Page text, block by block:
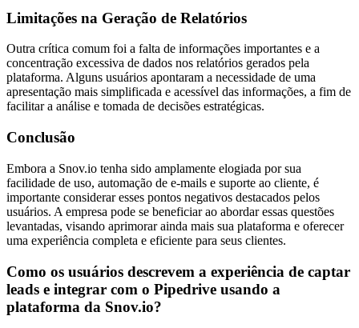
Limitações na Geração de Relatórios
Outra crítica comum foi a falta de informações importantes e a
concentração excessiva de dados nos relatórios gerados pela
plataforma. Alguns usuários apontaram a necessidade de uma
apresentação mais simplificada e acessível das informações, a fim de
facilitar a análise e tomada de decisões estratégicas.
Conclusão
Embora a Snov.io tenha sido amplamente elogiada por sua
facilidade de uso, automação de e-mails e suporte ao cliente, é
importante considerar esses pontos negativos destacados pelos
usuários. A empresa pode se beneficiar ao abordar essas questões
levantadas, visando aprimorar ainda mais sua plataforma e oferecer
uma experiência completa e eficiente para seus clientes.
Como os usuários descrevem a experiência de captar
leads e integrar com o Pipedrive usando a
plataforma da Snov.io?